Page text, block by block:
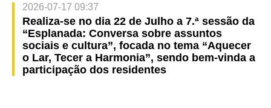
2026-07-17 09:37
Realiza-se no dia 22 de Julho a 7.ª sessão da
“Esplanada: Conversa sobre assuntos
sociais e cultura”, focada no tema “Aquecer
o Lar, Tecer a Harmonia”, sendo bem-vinda a
participação dos residentes